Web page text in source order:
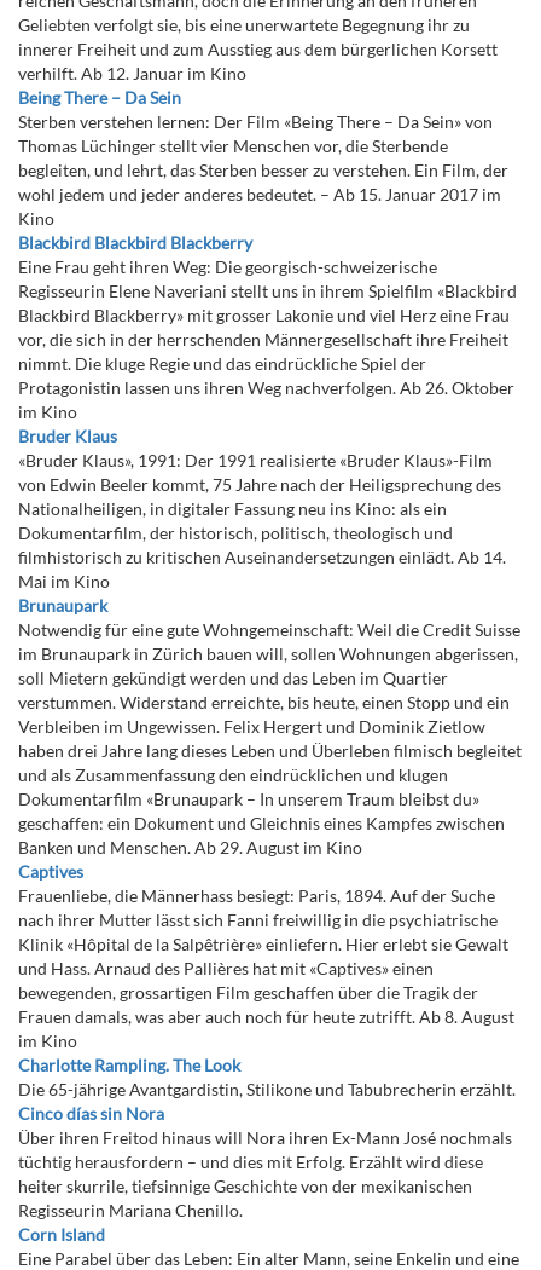
Geliebten verfolgt sie, bis eine unerwartete Begegnung ihr zu
innerer Freiheit und zum Ausstieg aus dem bürgerlichen Korsett
verhilft. Ab 12. Januar im Kino
Being There – Da Sein
Sterben verstehen lernen: Der Film «Being There – Da Sein» von
Thomas Lüchinger stellt vier Menschen vor, die Sterbende
begleiten, und lehrt, das Sterben besser zu verstehen. Ein Film, der
wohl jedem und jeder anderes bedeutet. – Ab 15. Januar 2017 im
Kino
Blackbird Blackbird Blackberry
Eine Frau geht ihren Weg: Die georgisch-schweizerische
Regisseurin Elene Naveriani stellt uns in ihrem Spielfilm «Blackbird
Blackbird Blackberry» mit grosser Lakonie und viel Herz eine Frau
vor, die sich in der herrschenden Männergesellschaft ihre Freiheit
nimmt. Die kluge Regie und das eindrückliche Spiel der
Protagonistin lassen uns ihren Weg nachverfolgen. Ab 26. Oktober
im Kino
Bruder Klaus
«Bruder Klaus», 1991: Der 1991 realisierte «Bruder Klaus»-Film
von Edwin Beeler kommt, 75 Jahre nach der Heiligsprechung des
Nationalheiligen, in digitaler Fassung neu ins Kino: als ein
Dokumentarfilm, der historisch, politisch, theologisch und
filmhistorisch zu kritischen Auseinandersetzungen einlädt. Ab 14.
Mai im Kino
Brunaupark
Notwendig für eine gute Wohngemeinschaft: Weil die Credit Suisse
im Brunaupark in Zürich bauen will, sollen Wohnungen abgerissen,
soll Mietern gekündigt werden und das Leben im Quartier
verstummen. Widerstand erreichte, bis heute, einen Stopp und ein
Verbleiben im Ungewissen. Felix Hergert und Dominik Zietlow
haben drei Jahre lang dieses Leben und Überleben filmisch begleitet
und als Zusammenfassung den eindrücklichen und klugen
Dokumentarfilm «Brunaupark – In unserem Traum bleibst du»
geschaffen: ein Dokument und Gleichnis eines Kampfes zwischen
Banken und Menschen. Ab 29. August im Kino
Captives
Frauenliebe, die Männerhass besiegt: Paris, 1894. Auf der Suche
nach ihrer Mutter lässt sich Fanni freiwillig in die psychiatrische
Klinik «Hôpital de la Salpêtrière» einliefern. Hier erlebt sie Gewalt
und Hass. Arnaud des Pallières hat mit «Captives» einen
bewegenden, grossartigen Film geschaffen über die Tragik der
Frauen damals, was aber auch noch für heute zutrifft. Ab 8. August
im Kino
Charlotte Rampling. The Look
Die 65-jährige Avantgardistin, Stilikone und Tabubrecherin erzählt.
Cinco días sin Nora
Über ihren Freitod hinaus will Nora ihren Ex-Mann José nochmals
tüchtig herausfordern – und dies mit Erfolg. Erzählt wird diese
heiter skurrile, tiefsinnige Geschichte von der mexikanischen
Regisseurin Mariana Chenillo.
Corn Island
Eine Parabel über das Leben: Ein alter Mann, seine Enkelin und eine